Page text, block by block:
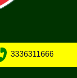
3336311666